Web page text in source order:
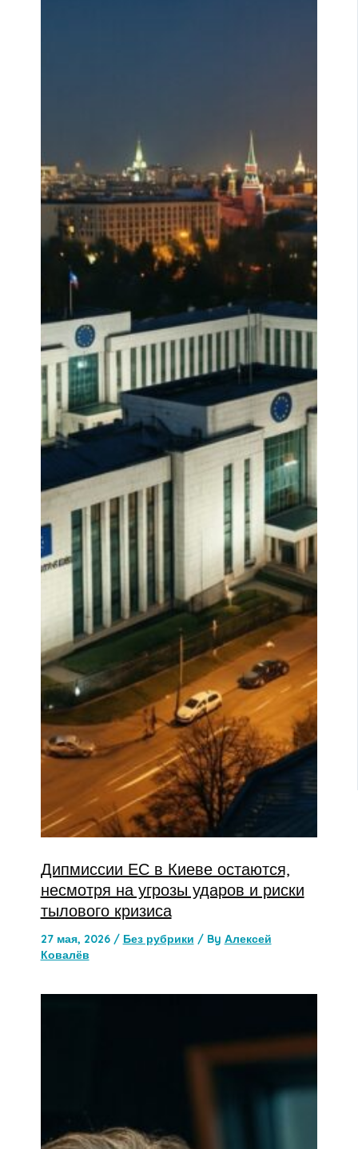
Дипмиссии ЕС в Киеве остаются,
несмотря на угрозы ударов и риски
тылового кризиса
27 мая, 2026 / Без рубрики / By Алексей
Ковалёв